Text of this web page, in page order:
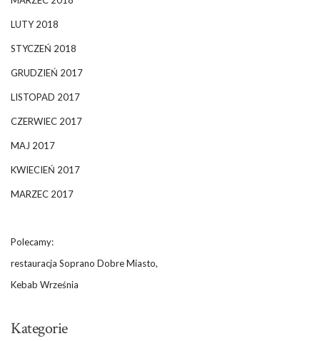
LUTY 2018
STYCZEŃ 2018
GRUDZIEŃ 2017
LISTOPAD 2017
CZERWIEC 2017
MAJ 2017
KWIECIEŃ 2017
MARZEC 2017
Polecamy:
restauracja Soprano Dobre Miasto,
Kebab Września
Kategorie